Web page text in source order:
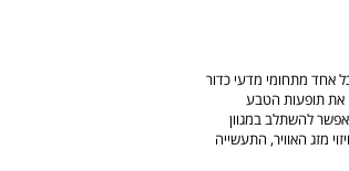
אחד מתחומי מדעי כדור
את תופעות הטבע
להשתלב במגוון
מזג האוויר, התעשייה